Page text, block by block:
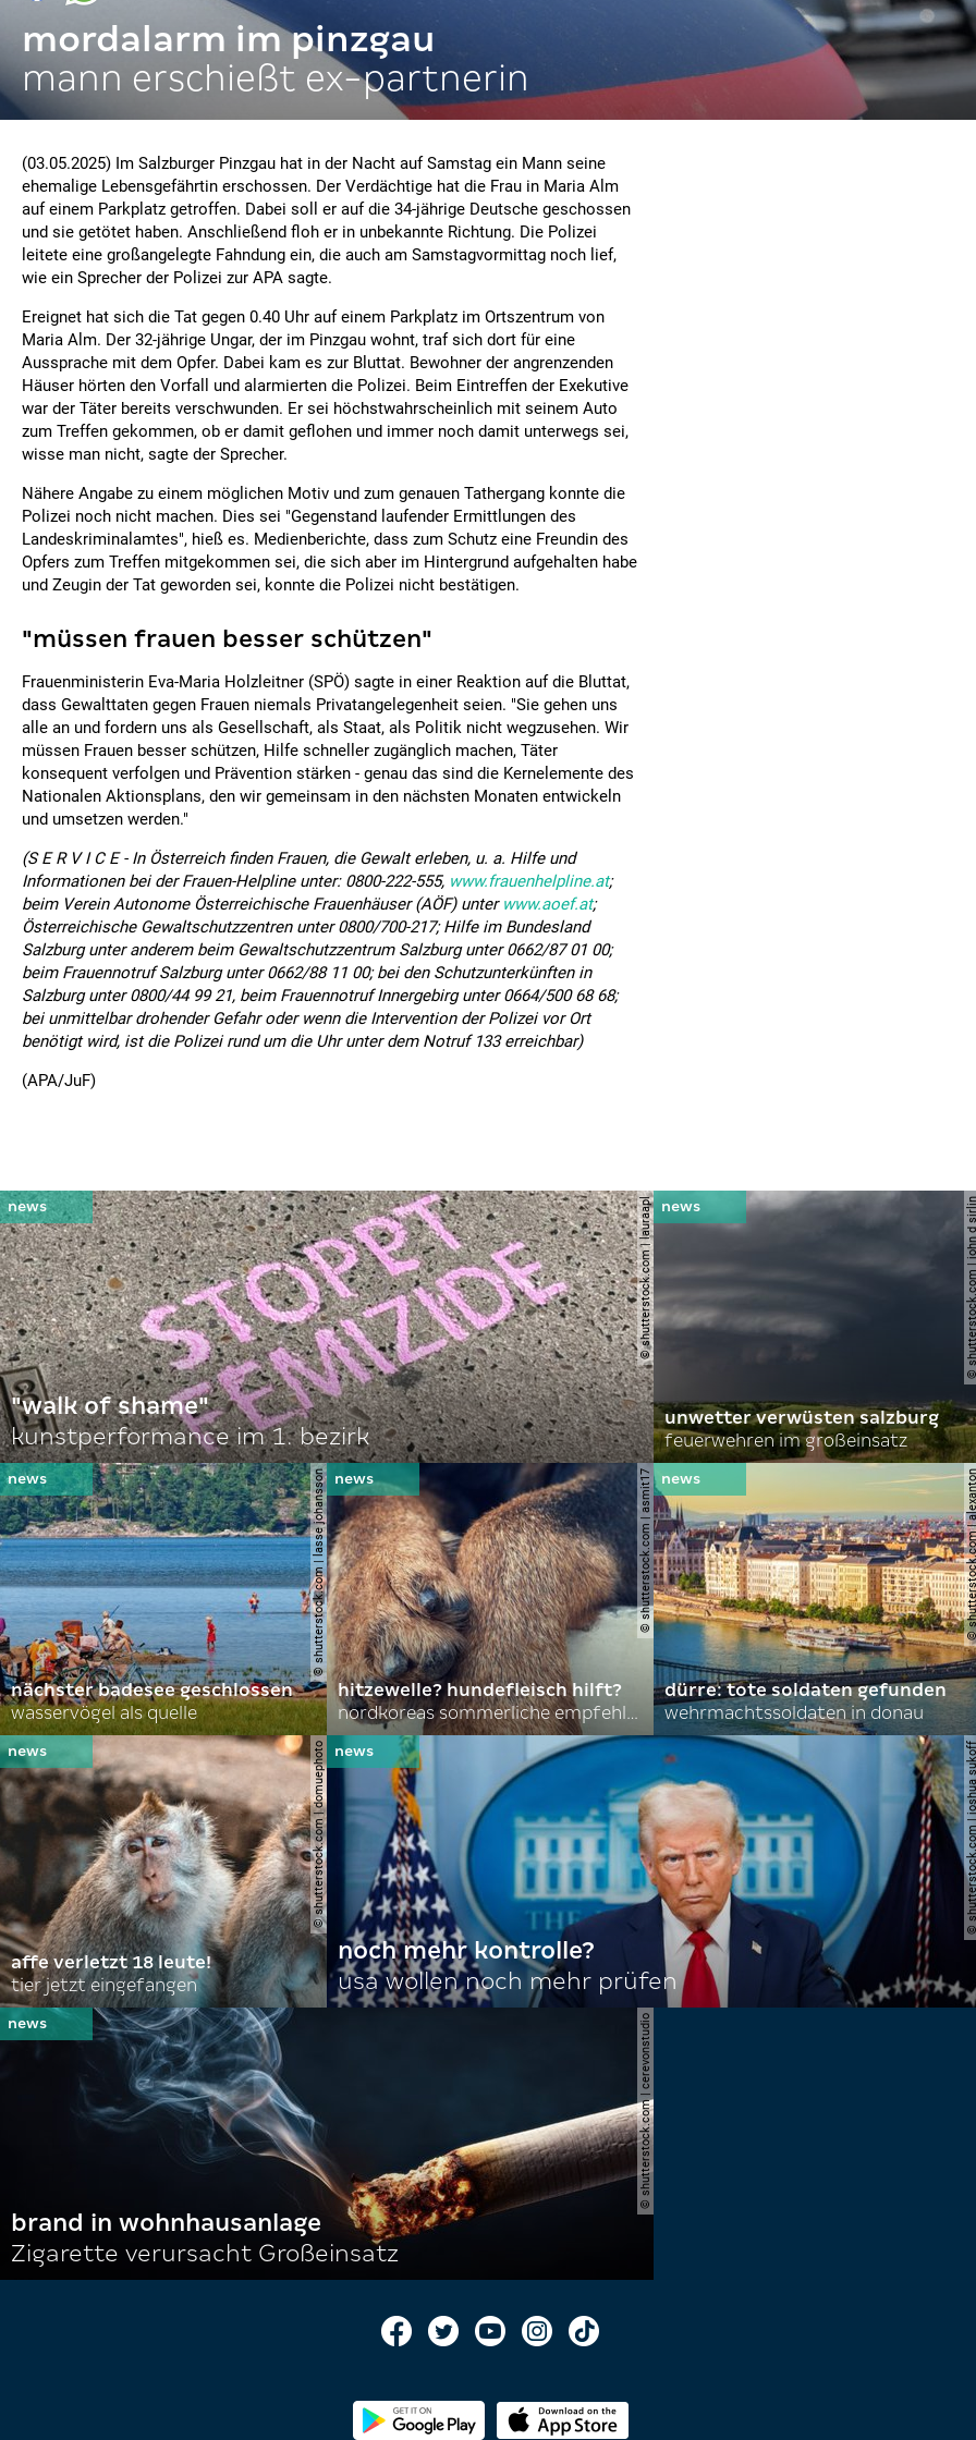
mordalarm im pinzgau
mann erschießt ex-partnerin
(03.05.2025) Im Salzburger Pinzgau hat in der Nacht auf Samstag ein Mann seine
ehemalige Lebensgefährtin erschossen. Der Verdächtige hat die Frau in Maria Alm
auf einem Parkplatz getroffen. Dabei soll er auf die 34-jährige Deutsche geschossen
und sie getötet haben. Anschließend floh er in unbekannte Richtung. Die Polizei
leitete eine großangelegte Fahndung ein, die auch am Samstagvormittag noch lief,
wie ein Sprecher der Polizei zur APA sagte.
Ereignet hat sich die Tat gegen 0.40 Uhr auf einem Parkplatz im Ortszentrum von
Maria Alm. Der 32-jährige Ungar, der im Pinzgau wohnt, traf sich dort für eine
Aussprache mit dem Opfer. Dabei kam es zur Bluttat. Bewohner der angrenzenden
Häuser hörten den Vorfall und alarmierten die Polizei. Beim Eintreffen der Exekutive
war der Täter bereits verschwunden. Er sei höchstwahrscheinlich mit seinem Auto
zum Treffen gekommen, ob er damit geflohen und immer noch damit unterwegs sei,
wisse man nicht, sagte der Sprecher.
Nähere Angabe zu einem möglichen Motiv und zum genauen Tathergang konnte die
Polizei noch nicht machen. Dies sei "Gegenstand laufender Ermittlungen des
Landeskriminalamtes", hieß es. Medienberichte, dass zum Schutz eine Freundin des
Opfers zum Treffen mitgekommen sei, die sich aber im Hintergrund aufgehalten habe
und Zeugin der Tat geworden sei, konnte die Polizei nicht bestätigen.
"müssen frauen besser schützen"
Frauenministerin Eva-Maria Holzleitner (SPÖ) sagte in einer Reaktion auf die Bluttat,
dass Gewalttaten gegen Frauen niemals Privatangelegenheit seien. "Sie gehen uns
alle an und fordern uns als Gesellschaft, als Staat, als Politik nicht wegzusehen. Wir
müssen Frauen besser schützen, Hilfe schneller zugänglich machen, Täter
konsequent verfolgen und Prävention stärken - genau das sind die Kernelemente des
Nationalen Aktionsplans, den wir gemeinsam in den nächsten Monaten entwickeln
und umsetzen werden."
(S E R V I C E - In Österreich finden Frauen, die Gewalt erleben, u. a. Hilfe und
Informationen bei der Frauen-Helpline unter: 0800-222-555, www.frauenhelpline.at;
beim Verein Autonome Österreichische Frauenhäuser (AÖF) unter www.aoef.at;
Österreichische Gewaltschutzzentren unter 0800/700-217; Hilfe im Bundesland
Salzburg unter anderem beim Gewaltschutzzentrum Salzburg unter 0662/87 01 00;
beim Frauennotruf Salzburg unter 0662/88 11 00; bei den Schutzunterkünften in
Salzburg unter 0800/44 99 21, beim Frauennotruf Innergebirg unter 0664/500 68 68;
bei unmittelbar drohender Gefahr oder wenn die Intervention der Polizei vor Ort
benötigt wird, ist die Polizei rund um die Uhr unter dem Notruf 133 erreichbar)
(APA/JuF)
© shutterstock.com | lauraapl
"walk of shame"
kunstperformance im 1. bezirk
©
unwetter verwüsten salzburg
feuerwehren im großeinsatz
© shutterstock.com | lasse johansson
nächster badesee geschlossen
wasservögel als quelle
© shutterstock.com | asmit17
hitzewelle? hundefleisch hilft?
nordkoreas sommerliche empfehlungen
©
dürre: tote soldaten gefunden
wehrmachtssoldaten in donau
© shutterstock.com | domuephoto
affe verletzt 18 leute!
tier jetzt eingefangen
©
noch mehr kontrolle?
usa wollen noch mehr prüfen
© shutterstock.com | cerevonstudio
brand in wohnhausanlage
Zigarette verursacht Großeinsatz